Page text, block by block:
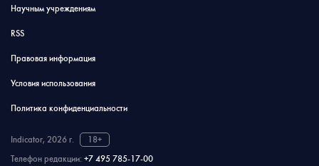
Научным учреждениям
RSS
Правовая информация
Условия использования
Политика конфиденциальности
Indicator, 2026 г.
18+
Телефон редакции: +7 495 785-17-00